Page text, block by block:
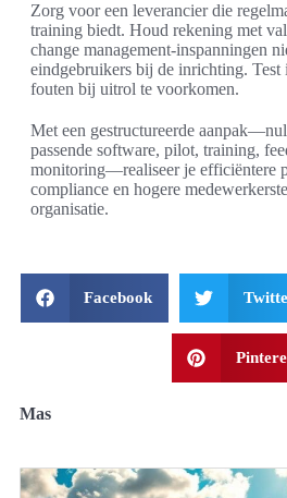
Zorg voor een leverancier die
training biedt. Houd rekening met
change management-inspanningen
eindgebruikers bij de inrichting. Test
fouten bij uitrol te voorkomen.
Met een gestructureerde
passende software, pilot, training,
monitoring—realiseer je efficiëntere
compliance en hogere
organisatie.
Facebook
Mas